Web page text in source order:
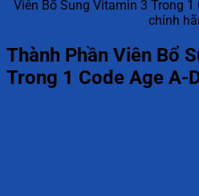
Viên Bổ Sung Vitamin 3 Trong 1
chính
Thành Phần Viên Bổ
Trong 1 Code Age A-